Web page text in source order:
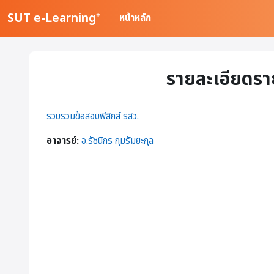
SUT e-Learning⁺ หน้าหลัก
รายละเอียดร
รวบรวมข้อสอบฟิสิกส์ รสว.
อาจารย์:อ.รัชนิกร กุมรัมยะกุล